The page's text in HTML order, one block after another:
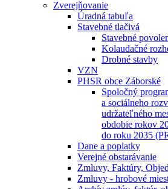
Zverejňovanie
Úradná tabuľa
Stavebné tlačivá
Stavebné
Kolaudačné
Drobné stavby
VZN
PHSR obce Záborské
Spoločný
a sociálneho
udržateľného
obdobie rokov
do roku 2035
Dane a poplatky
Verejné obstarávanie
Zmluvy, Faktúry,
Zmluvy - hrobové